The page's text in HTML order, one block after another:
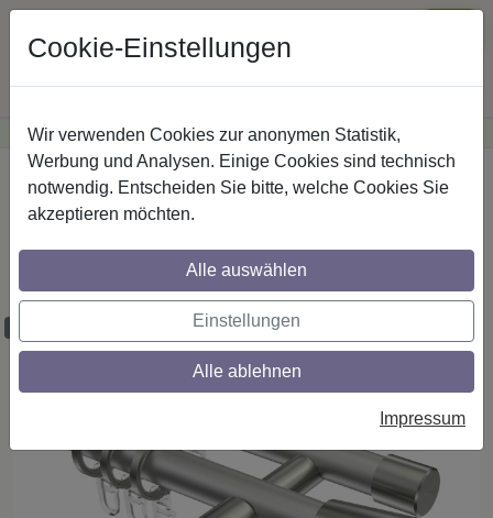
Günstige Versandkosteninnerhalb Österreichs· Sichere Zahlung
Startseite Gardinenstangen Metall
Gardinenstangen aus Metall in 20 mm Ø,
2-läufig, Modell PRESTIGE - Sitra
Silbergrau / Edelstahl-Optik
Cookie-Einstellungen
Wir verwenden Cookies zur anonymen Statistik,
Werbung und Analysen. Einige Cookies sind technisch
notwendig. Entscheiden Sie bitte, welche Cookies Sie
akzeptieren möchten.
Alle auswählen
Einstellungen
Alle ablehnen
Impressum